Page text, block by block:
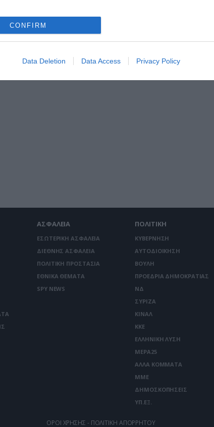
CONFIRM
Data Deletion Data Access Privacy Policy
ΑΣΦΑΛΕΙΑ
ΕΣΩΤΕΡΙΚΗ ΑΣΦΑΛΕΙΑ
ΔΙΕΘΝΗΣ ΑΣΦΑΛΕΙΑ
ΠΟΛΙΤΙΚΗ ΠΡΟΣΤΑΣΙΑ
ΕΘΝΙΚΑ ΘΕΜΑΤΑ
SPY NEWS
ΠΟΛΙΤΙΚΗ
ΚΥΒΕΡΝΗΣΗ
ΑΥΤΟΔΙΟΙΚΗΣΗ
ΒΟΥΛΗ
ΠΡΟΕΔΡΙΑ ΔΗΜΟΚΡΑΤΙΑΣ
ΝΔ
ΣΥΡΙΖΑ
ΚΙΝΑΛ
ΚΚΕ
ΕΛΛΗΝΙΚΗ ΛΥΣΗ
ΜΕΡΑ25
ΑΛΛΑ ΚΟΜΜΑΤΑ
ΜΜΕ
ΔΗΜΟΣΚΟΠΗΣΕΙΣ
ΥΠ.ΕΞ.
ΟΡΟΙ ΧΡΗΣΗΣ - ΠΟΛΙΤΙΚΗ ΑΠΟΡΡΗΤΟΥ